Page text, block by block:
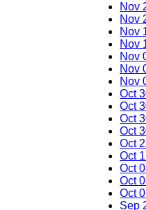
Nov
Nov
Nov
Nov
Nov
Nov
Nov
Oct
Oct
Oct
Oct
Oct
Oct
Oct
Oct
Oct
Sep